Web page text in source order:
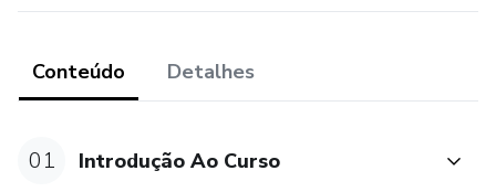
Conteúdo Detalhes
01 Introdução Ao Curso